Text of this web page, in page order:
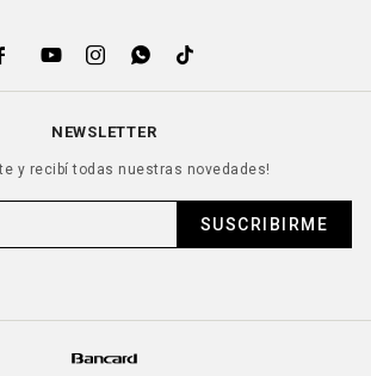
   
NEWSLETTER
y recibí todas nuestras novedades!
SUSCRIBIRME